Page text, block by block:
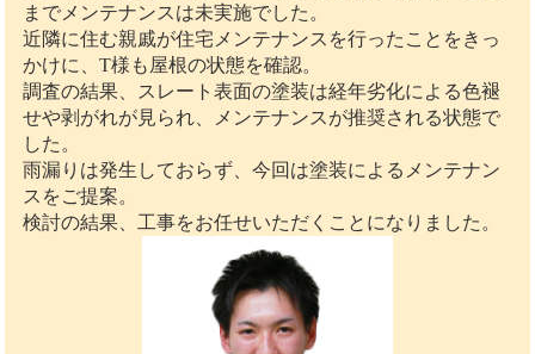
までメンテナンスは未実施でした。
近隣に住む親戚が住宅メンテナンスを行ったことをきっ
かけに、T様も屋根の状態を確認。
調査の結果、スレート表面の塗装は経年劣化による色褪
せや剥がれが見られ、メンテナンスが推奨される状態で
した。
雨漏りは発生しておらず、今回は塗装によるメンテナン
スをご提案。
検討の結果、工事をお任せいただくことになりました。